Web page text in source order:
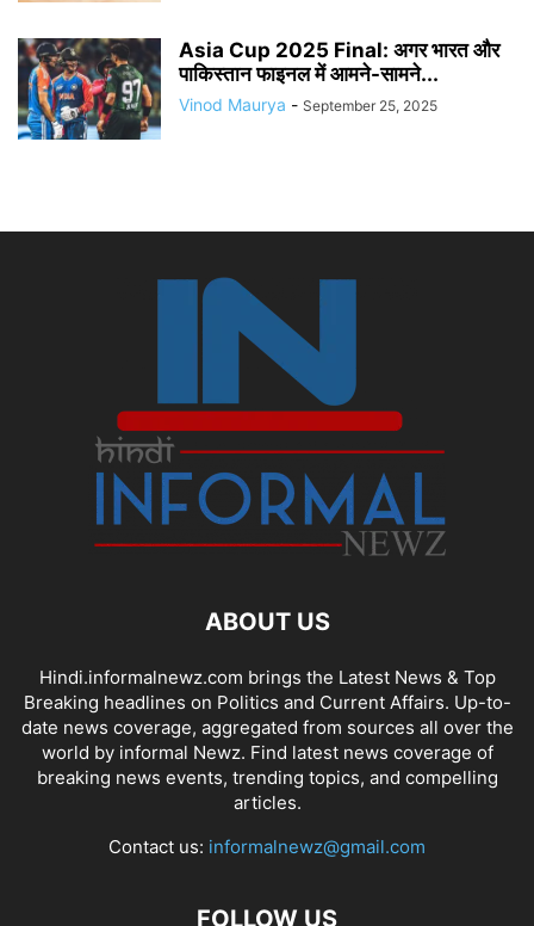
Asia Cup 2025 Final: अगर भारत और
पाकिस्तान फाइनल में आमने-सामने...
Vinod Maurya - September 25, 2025
ABOUT US
Hindi.informalnewz.com brings the Latest News & Top
Breaking headlines on Politics and Current Affairs. Up-to-
date news coverage, aggregated from sources all over the
world by informal Newz. Find latest news coverage of
breaking news events, trending topics, and compelling
articles.
Contact us: informalnewz@gmail.com
FOLLOW US